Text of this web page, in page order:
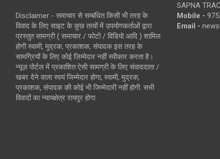
Disclaimer - समाचार से सम्बंधित किसी भी तरह के
विवाद के लिए साइट के कुछ तत्वों में उपयोगकर्ताओं द्वारा
प्रस्तुत सामग्री ( समाचार / फोटो / विडियो आदि ) शामिल
होगी स्वामी, मुद्रक, प्रकाशक, संपादक इस तरह के
सामग्रियों के लिए कोई ज़िम्मेदार नहीं स्वीकार करता है।
न्यूज़ पोर्टल में प्रकाशित ऐसी सामग्री के लिए संवाददाता /
खबर देने वाला स्वयं जिम्मेदार होगा, स्वामी, मुद्रक,
प्रकाशक, संपादक की कोई भी जिम्मेदारी नहीं होगी. सभी
विवादों का न्यायक्षेत्र रायपुर होगा
SAPNA
Mobile -
Email -